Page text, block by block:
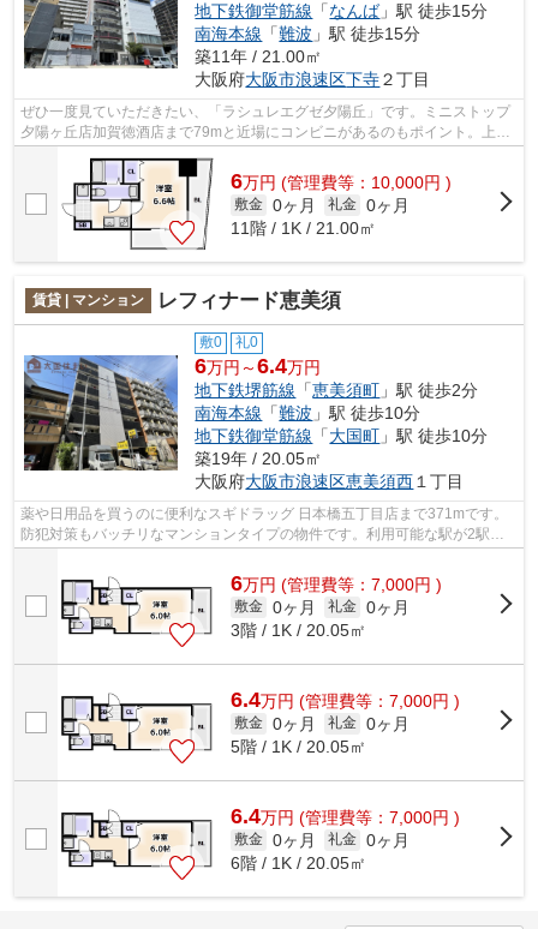
地下鉄御堂筋線 「なんば」駅 徒歩15分
南海本線 「難波 」駅 徒歩15分
築11年 / 21.00㎡
大阪府大阪市浪速区下寺２丁目
ぜひ一度見ていただきたい、「ラシュレエグゼ夕陽丘」です。ミニストップ
夕陽ヶ丘店加賀徳酒店まで79mと近場にコンビニがあるのもポイント。上層
6万円 (管理費等：10,000円 )
敷金 0ヶ月 礼金 0ヶ月
11階 / 1K / 21.00㎡
賃貸 | マンション レフィナード恵美須
敷0 礼0
6万円～6.4万円
地下鉄堺筋線 「恵美須町 」駅 徒歩2分
南海本線 「難波 」駅 徒歩10分
地下鉄御堂筋線 「大国町 」駅 徒歩10分
築19年 / 20.05㎡
大阪府大阪市浪速区恵美須西 １丁目
薬や日用品を買うのに便利なスギドラッグ 日本橋五丁目店まで371mです。
防犯対策もバッチリなマンションタイプの物件です。利用可能な駅が2駅あ
6万円 (管理費等：7,000円 )
敷金 0ヶ月 礼金 0ヶ月
3階 / 1K / 20.05㎡
6.4万円 (管理費等：7,000円 )
敷金 0ヶ月 礼金 0ヶ月
5階 / 1K / 20.05㎡
6.4万円 (管理費等：7,000円 )
敷金 0ヶ月 礼金 0ヶ月
6階 / 1K / 20.05㎡